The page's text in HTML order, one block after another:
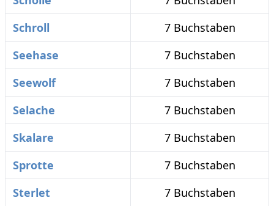
Schroll
7 Buchstaben
Seehase
7 Buchstaben
Seewolf
7 Buchstaben
Selache
7 Buchstaben
Skalare
7 Buchstaben
Sprotte
7 Buchstaben
Sterlet
7 Buchstaben